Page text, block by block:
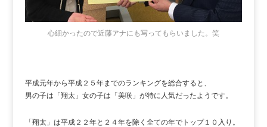
心細かったので近藤アナにも写ってもらいました。笑
平成元年から平成２５年までのランキングを総合すると、
男の子は「翔太」女の子は「美咲」が特に人気だったようです。
「翔太」は平成２２年と２４年を除く全ての年でトップ１０入り。